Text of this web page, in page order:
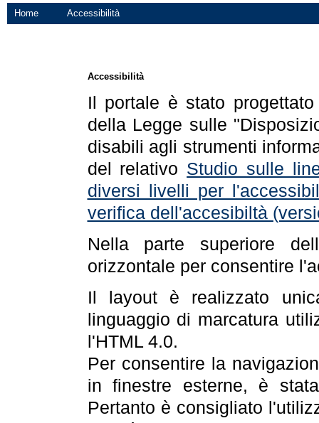
Home Accessibilità
Accessibilità
Il portale è stato
della Legge sulle
disabili agli strumenti
del relativo Studio sulle
diversi livelli per
verifica dell'accesibiltà
Nella parte superiore
orizzontale per consentire
Il layout è realizzato
linguaggio di marcatura
l'HTML 4.0.
Per consentire la
in finestre esterne, è
Pertanto è consigliato